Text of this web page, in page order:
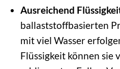
Ausreichend
ballaststoffbasierten
mit viel Wasser
Flüssigkeit können sie